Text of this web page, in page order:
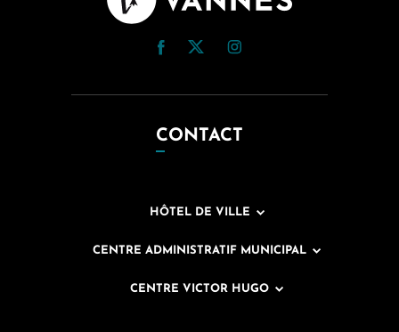
CONTACT
HÔTEL DE VILLE
CENTRE ADMINISTRATIF MUNICIPAL
CENTRE VICTOR HUGO